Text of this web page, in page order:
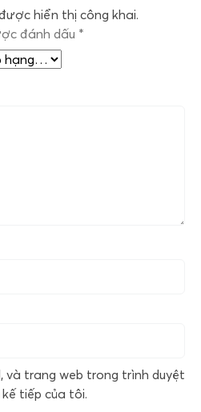
hiển thị công khai.
đánh dấu *
và trang web trong trình duyệt
tiếp của tôi.